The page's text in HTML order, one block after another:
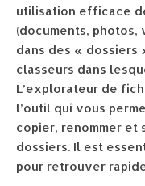
utilisation efficace
(documents, photos,
dans des « dossiers
classeurs dans
L’explorateur de
l’outil qui vous
copier, renommer et
dossiers. Il est
pour retrouver